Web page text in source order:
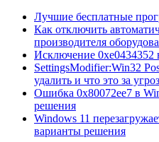
Лучшие бесплатные
Как отключить
производителя
Исключение
SettingsModifier:Win32
удалить и что это за
Ошибка 0x80072ee7 в
решения
Windows 11
варианты решения